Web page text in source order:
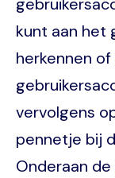
kunt aan
herkennen
vervolgens
pennetje bij
Onderaan de